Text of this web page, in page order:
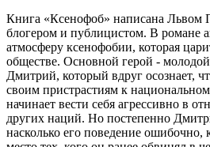
Книга «Ксенофоб» написана Львом
блогером и публицистом. В романе
атмосферу ксенофобии, которая
обществе. Основной герой -
Дмитрий, который вдруг осознает,
своим пристрастиям к
начинает вести себя агрессивно в
других наций. Но постепенно
насколько его поведение ошибочно,